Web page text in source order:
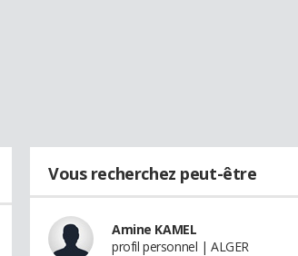
Vous recherchez peut-être
Amine KAMEL
profil personnel | ALGER